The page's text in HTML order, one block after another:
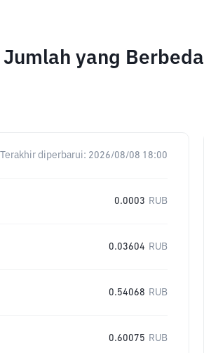
yang Berbeda
Terakhir diperbarui: 2026/08/08 18:00
0.0003 RUB
0.03604 RUB
0.54068 RUB
0.60075 RUB